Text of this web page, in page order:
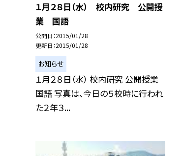
１月２８日（水） 校内研究 公開授
業 国語
公開日 2015/01/28
更新日 2015/01/28
お知らせ
１月２８日（水） 校内研究 公開授業
国語 写真は、今日の５校時に行われ
た２年３...